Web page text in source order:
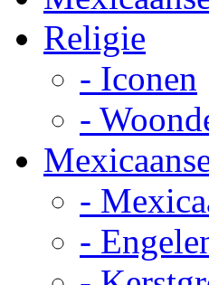
Religie
- Iconen
-
-
-